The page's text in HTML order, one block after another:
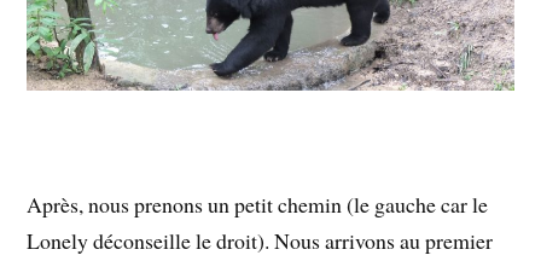
Après, nous prenons un petit chemin (le gauche car le
Lonely déconseille le droit). Nous arrivons au premier